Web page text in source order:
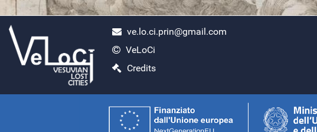
ercolano scavi
Lunedì, Aprile 29, 2024
ve.lo.ci.prin@gmail.com
VeLoCi
Credits